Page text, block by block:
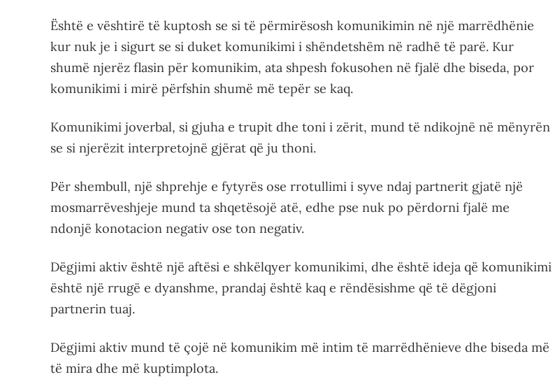
Është e vështirë të kuptosh se si të përmirësosh komunikimin në një marrëdhënie
kur nuk je i sigurt se si duket komunikimi i shëndetshëm në radhë të parë. Kur
shumë njerëz flasin për komunikim, ata shpesh fokusohen në fjalë dhe biseda, por
komunikimi i mirë përfshin shumë më tepër se kaq.
Komunikimi joverbal, si gjuha e trupit dhe toni i zërit, mund të ndikojnë në mënyrën
se si njerëzit interpretojnë gjërat që ju thoni.
Për shembull, një shprehje e fytyrës ose rrotullimi i syve ndaj partnerit gjatë një
mosmarrëveshjeje mund ta shqetësojë atë, edhe pse nuk po përdorni fjalë me
ndonjë konotacion negativ ose ton negativ.
Dëgjimi aktiv është një aftësi e shkëlqyer komunikimi, dhe është ideja që komunikimi
është një rrugë e dyanshme, prandaj është kaq e rëndësishme që të dëgjoni
partnerin tuaj.
Dëgjimi aktiv mund të çojë në komunikim më intim të marrëdhënieve dhe biseda më
të mira dhe më kuptimplota.